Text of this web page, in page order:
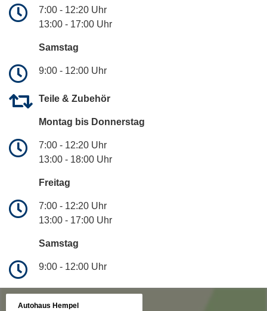
7:00 - 12:20 Uhr
13:00 - 17:00 Uhr
Samstag
9:00 - 12:00 Uhr
Teile & Zubehör
Montag bis Donnerstag
7:00 - 12:20 Uhr
13:00 - 18:00 Uhr
Freitag
7:00 - 12:20 Uhr
13:00 - 17:00 Uhr
Samstag
9:00 - 12:00 Uhr
Autohaus Hempel